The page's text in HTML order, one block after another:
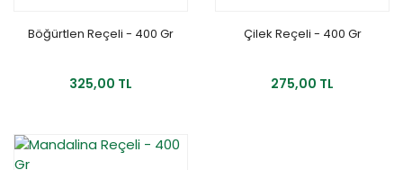
Böğürtlen Reçeli - 400 Gr
325,00 TL
Çilek Reçeli - 400 Gr
275,00 TL